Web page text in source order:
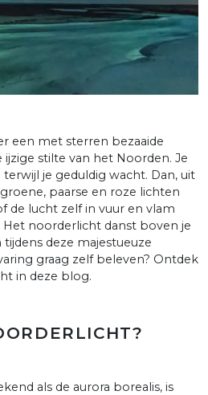
een met sterren bezaaide
stilte van het Noorden. Je
je geduldig wacht. Dan, uit
paarse en roze lichten
de lucht zelf in vuur en vlam
noorderlicht danst boven je
deze majestueuze
graag zelf beleven? Ontdek
in deze blog.
als de aurora borealis, is